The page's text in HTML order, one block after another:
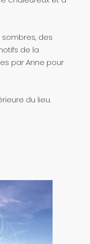
des
de la
par Anne pour
du lieu.